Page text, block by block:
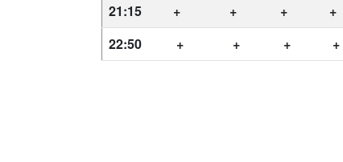
21:15
+ + + +
22:50
+ + + +